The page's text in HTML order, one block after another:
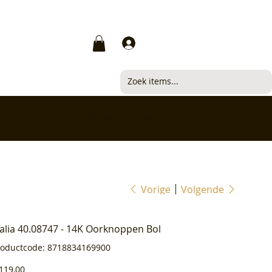
Vorige Volgende
40.08747 - 14K Oorknoppen Bol
Productcode
8718834169900
8718834169900